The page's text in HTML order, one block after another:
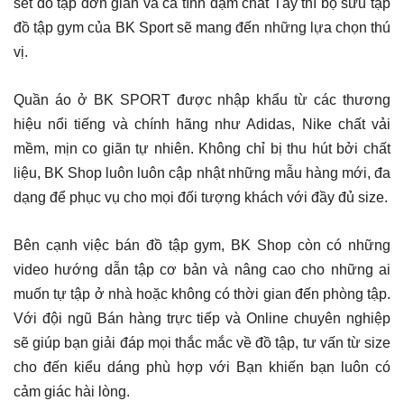
set đồ tập đơn giản và cá tính đậm chất Tây thì bộ sưu tập
đồ tập gym của BK Sport sẽ mang đến những lựa chọn thú
vị.
Quần áo ở BK SPORT được nhập khẩu từ các thương
hiệu nổi tiếng và chính hãng như Adidas, Nike chất vải
mềm, mịn co giãn tự nhiên. Không chỉ bị thu hút bởi chất
liệu, BK Shop luôn luôn cập nhật những mẫu hàng mới, đa
dạng để phục vụ cho mọi đối tượng khách với đầy đủ size.
Bên cạnh việc bán đồ tập gym, BK Shop còn có những
video hướng dẫn tập cơ bản và nâng cao cho những ai
muốn tự tập ở nhà hoặc không có thời gian đến phòng tập.
Với đội ngũ Bán hàng trực tiếp và Online chuyên nghiệp
sẽ giúp bạn giải đáp mọi thắc mắc về đồ tập, tư vấn từ size
cho đến kiểu dáng phù hợp với Bạn khiến bạn luôn có
cảm giác hài lòng.